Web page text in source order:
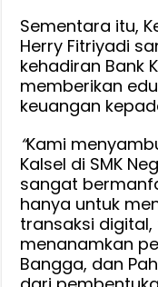
Sementara itu,
Herry Fitriyadi
kehadiran Bank
memberikan
keuangan
“Kami
Kalsel di SMK
sangat
hanya untuk
transaksi
menanamkan
Bangga, dan